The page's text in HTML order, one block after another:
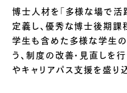
博士人材を「多様な場で活
定義し、優秀な博士後期課
学生も含めた多様な学生
う、制度の改善・見直しを
やキャリアパス支援を盛り